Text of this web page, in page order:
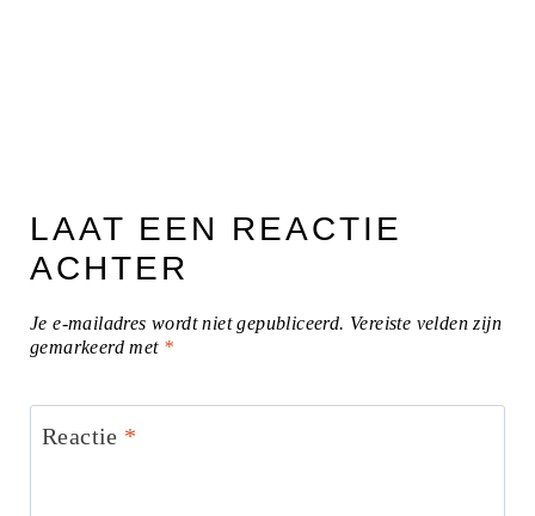
LAAT EEN REACTIE
ACHTER
Je e-mailadres wordt niet gepubliceerd. Vereiste velden zijn
gemarkeerd met *
Reactie *